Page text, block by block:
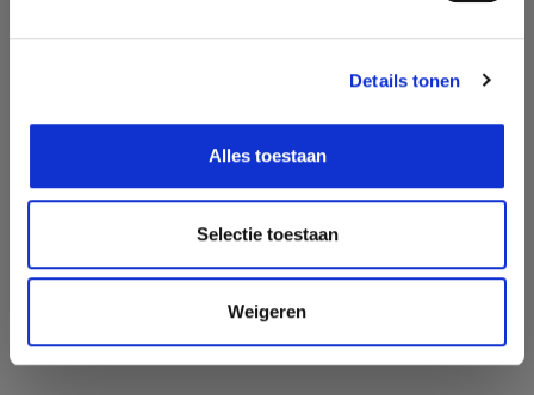
Details tonen
Alles toestaan
Selectie toestaan
Weigeren
Mis geen enkele aanbieding, inspirerende tip of nieuwsbericht. Schrijf